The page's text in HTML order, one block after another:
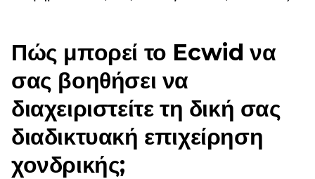
Πώς μπορεί το Ecwid να
σας βοηθήσει να
διαχειριστείτε τη δική σας
διαδικτυακή επιχείρηση
χονδρικής;